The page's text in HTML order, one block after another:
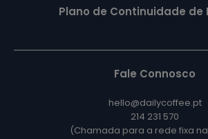
Plano de Continuidade de
Fale Connosco
hello@dailycoffee.pt
214 231 570
(Chamada para a rede fixa